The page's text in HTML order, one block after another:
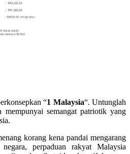
“1 Malaysia“. Untunglah
mempunyai semangat patriotik yang
korang kena pandai mengarang
perpaduan rakyat Malaysia